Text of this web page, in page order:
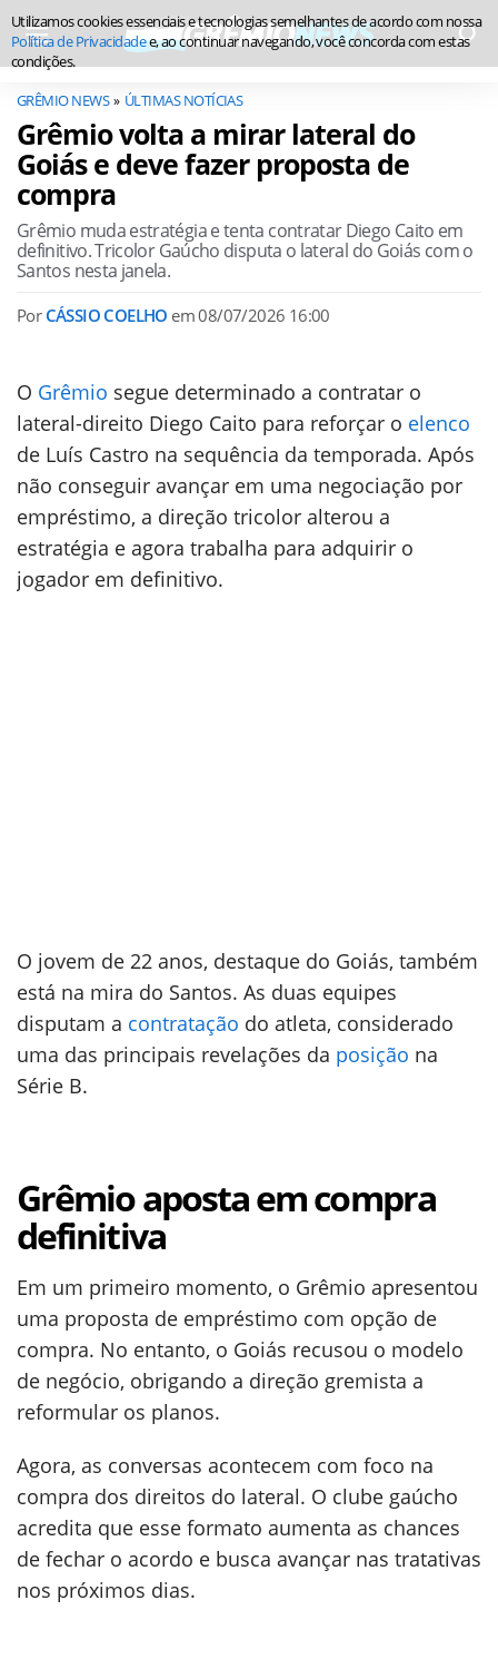
GRÊMIO NEWS ÚLTIMAS NOTÍCIAS
Grêmio volta a mirar lateral do
Goiás e deve fazer proposta de
compra
Grêmio muda estratégia e tenta contratar Diego Caito em
definitivo. Tricolor Gaúcho disputa o lateral do Goiás com o
Santos nesta janela.
Por CÁSSIO COELHO em08/07/2026 16:00
O Grêmio segue determinado a contratar o
lateral-direito Diego Caito para reforçar o elenco
de Luís Castro na sequência da temporada. Após
não conseguir avançar em uma negociação por
empréstimo, a direção tricolor alterou a
estratégia e agora trabalha para adquirir o
jogador em definitivo.
O jovem de 22 anos, destaque do Goiás, também
está na mira do Santos. As duas equipes
disputam a contratação do atleta, considerado
uma das principais revelações da posição na
Série B.
Grêmio aposta em compra
definitiva
Em um primeiro momento, o Grêmio apresentou
uma proposta de empréstimo com opção de
compra. No entanto, o Goiás recusou o modelo
de negócio, obrigando a direção gremista a
reformular os planos.
Agora, as conversas acontecem com foco na
compra dos direitos do lateral. O clube gaúcho
acredita que esse formato aumenta as chances
de fechar o acordo e busca avançar nas tratativas
nos próximos dias.
Utilizamos cookies essenciais e tecnologias semelhantes de acordo com nossa
Política de Privacidadee, ao continuar navegando, você concorda com estas
condições.